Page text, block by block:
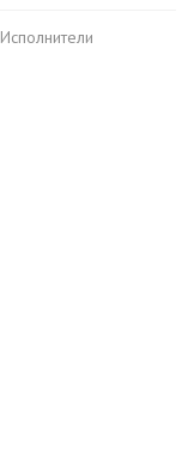
Исполнители